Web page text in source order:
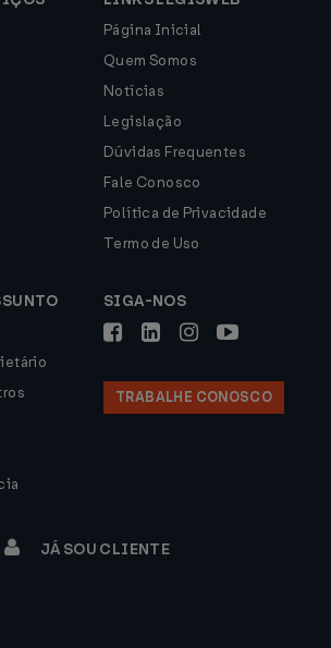
Página Inicial
Quem Somos
Notícias
Legislação
Dúvidas Frequentes
Fale Conosco
Política de Privacidade
Termo de Uso
SIGA-NOS
TRABALHE CONOSCO
JÁ SOU CLIENTE